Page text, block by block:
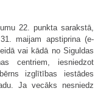
22. punkta sarakstā,
maijam apstiprina (e-
vai kādā no Siguldas
centriem, iesniedzot
izglītības iestādes
Ja vecāks nesniedz